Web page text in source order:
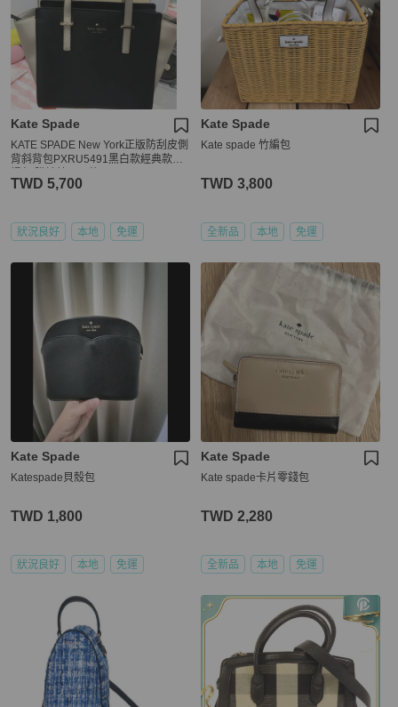
Kate Spade
KATE SPADE New York正版防刮皮側
背斜背包PXRU5491黑白款經典款手
TWD 5,700
狀況良好 本地 免運
Kate Spade
Kate spade 竹編包
TWD 3,800
全新品 本地 免運
Kate Spade
Katespade貝殼包
TWD 1,800
狀況良好 本地 免運
Kate Spade
Kate spade卡片零錢包
TWD 2,280
全新品 本地 免運